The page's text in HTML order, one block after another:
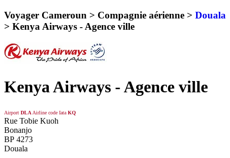
Voyager Cameroun > Compagnie aérienne > Douala
> Kenya Airways - Agence ville
Kenya Airways - Agence ville
Airport DLAAirline code IataKQ
Rue Tobie Kuoh
Bonanjo
BP 4273
Douala